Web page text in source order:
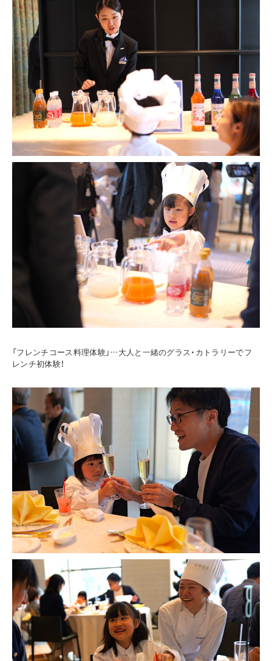
「フレンチコース料理体験」…大人と一緒のグラス・カトラリーでフ
レンチ初体験！